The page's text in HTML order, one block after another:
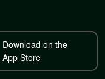
Download on the
App Store